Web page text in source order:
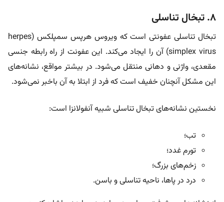
۸. تبخال تناسلی
تبخال تناسلی عفونتی است که ویروس هرپس سمپلکس (herpes
simplex virus) آن را ایجاد می‌کند. این عفونت از راه رابطه جنسی
مقعدی، واژنی و دهانی منتقل می‌شود. در بیشتر مواقع، نشانه‌های
این مشکل آنچنان خفیف است که فرد از ابتلا به آن باخبر نمی‌شود.
نخستین نشانه‌های تبخال تناسلی شبیه آنفولانزا است:
تب؛
تورم غدد؛
زخم‌های بزرگ؛
درد در پاها، ناحیه تناسلی و باسن.